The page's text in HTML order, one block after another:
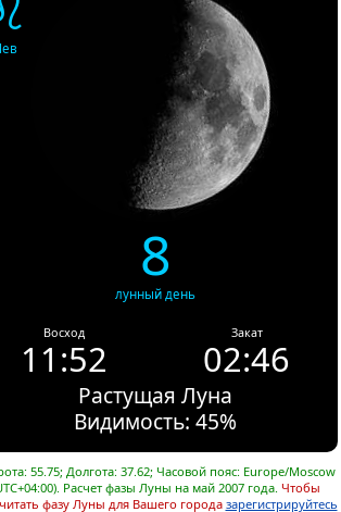
8
лунный день
Восход
11:52
Закат
02:46
Растущая Луна
Видимость: 45%
55.75; Долгота: 37.62; Часовой пояс: Europe/Moscow
Расчет фазы Луны на май 2007 года. Чтобы
фазу Луны для Вашего города зарегистрируйтесь